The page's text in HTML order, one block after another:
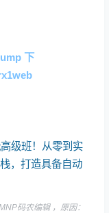
下
级班！从零到实
，打造具备自动
码农编辑 ，原因：